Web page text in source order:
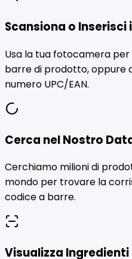
Scansiona o Inserisci
Usa la tua fotocamera
barre di prodotto, oppure
numero UPC/EAN.
Cerca nel Nostro
Cerchiamo milioni di
mondo per trovare la
codice a barre.
Visualizza Ingredienti